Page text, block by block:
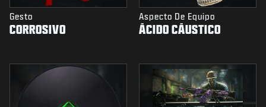
Gesto
CORROSIVO
Aspecto De Equipo
ÁCIDO CÁUSTICO